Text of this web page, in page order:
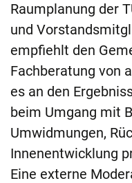
Raumplanung der
und
empfiehlt den
Fachberatung von
es an den
beim Umgang mit
Umwidmungen,
Innenentwicklung
Eine externe